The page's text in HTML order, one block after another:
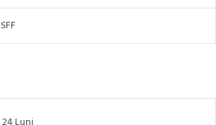
SFF